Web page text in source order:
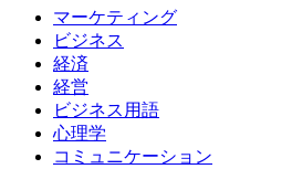
マーケティング
ビジネス
経済
経営
ビジネス用語
心理学
コミュニケーション